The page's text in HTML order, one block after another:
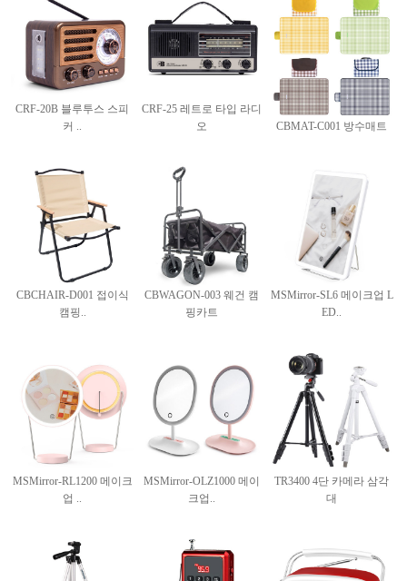
CRF-20B 블루투스 스피
커 ..
CRF-25 레트로 타입 라디
오
CBMAT-C001 방수매트
CBCHAIR-D001 접이식
캠핑..
CBWAGON-003 웨건 캠
핑카트
MSMirror-SL6 메이크업 L
ED..
MSMirror-RL1200 메이크
업 ..
MSMirror-OLZ1000 메이
크업..
TR3400 4단 카메라 삼각
대